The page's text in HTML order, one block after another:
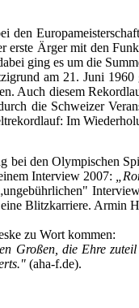
den
erste Ärger mit den
ging es um die
am 21. Juni
Auch diesem
die Schweizer
Im
bei den Olympischen
Interview 2007:
Blitzkarriere. Armin
zu Wort kommen:
Großen, die Ehre
(aha-f.de).